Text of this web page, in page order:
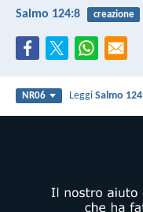
Salmo 124:8 creazione
NR06 LeggiSalmo 124